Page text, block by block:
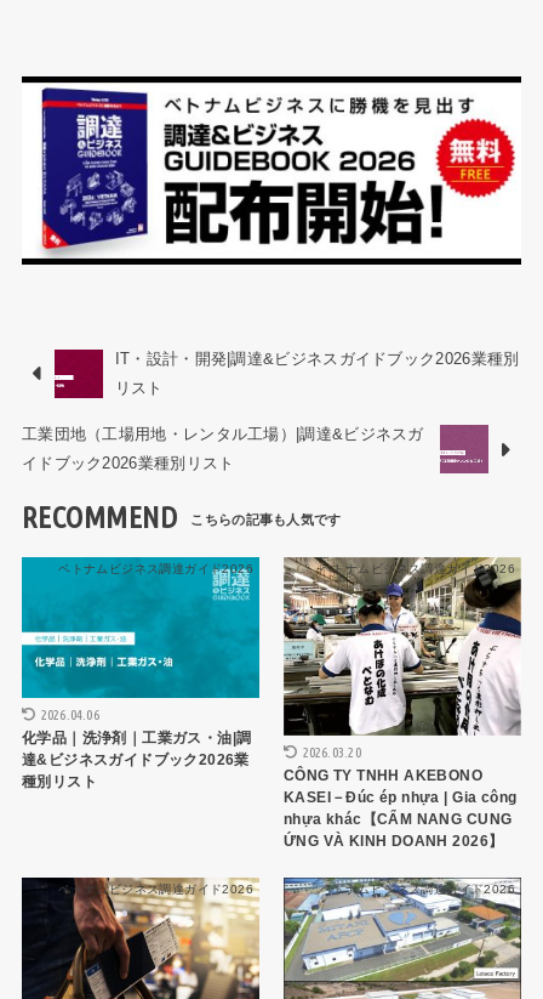
IT・設計・開発|調達&ビジネスガイドブック2026業種別
リスト
工業団地（工場用地・レンタル工場）|調達&ビジネスガ
イドブック2026業種別リスト
RECOMMEND
ベトナムビジネス調達ガイド2026
2026.04.06
化学品｜洗浄剤｜工業ガス・油|調
達&ビジネスガイドブック2026業
種別リスト
ベトナムビジネス調達ガイド2026
2026.03.20
CÔNG TY TNHH AKEBONO
KASEI－Đúc ép nhựa | Gia công
nhựa khác【CẨM NANG CUNG
ỨNG VÀ KINH DOANH 2026】
ベトナムビジネス調達ガイド2026 ベトナムビジネス調達ガイド2026